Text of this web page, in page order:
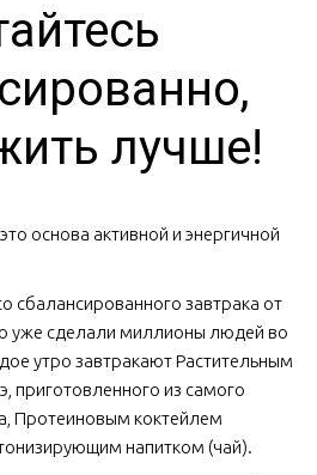
лучше!
основа активной и энергичной
сбалансированного завтрака от
уже сделали миллионы людей во
утро завтракают Растительным
приготовленного из самого
Протеиновым коктейлем
напитком (чай).